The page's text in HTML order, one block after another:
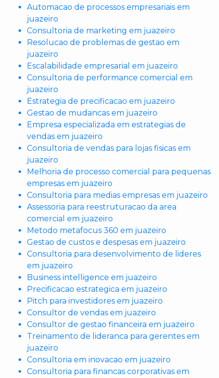
Automacao de processos empresariais em
juazeiro
Consultoria de marketing em juazeiro
Resolucao de problemas de gestao em
juazeiro
Escalabilidade empresarial em juazeiro
Consultoria de performance comercial em
juazeiro
Estrategia de precificacao em juazeiro
Gestao de mudancas em juazeiro
Empresa especializada em estrategias de
vendas em juazeiro
Consultoria de vendas para lojas fisicas em
juazeiro
Melhoria de processo comercial para pequenas
empresas em juazeiro
Consultoria para medias empresas em juazeiro
Assessoria para reestruturacao da area
comercial em juazeiro
Metodo metafocus 360 em juazeiro
Gestao de custos e despesas em juazeiro
Consultoria para desenvolvimento de lideres
em juazeiro
Business intelligence em juazeiro
Precificacao estrategica em juazeiro
Pitch para investidores em juazeiro
Consultor de vendas em juazeiro
Consultor de gestao financeira em juazeiro
Treinamento de lideranca para gerentes em
juazeiro
Consultoria em inovacao em juazeiro
Consultoria para financas corporativas em